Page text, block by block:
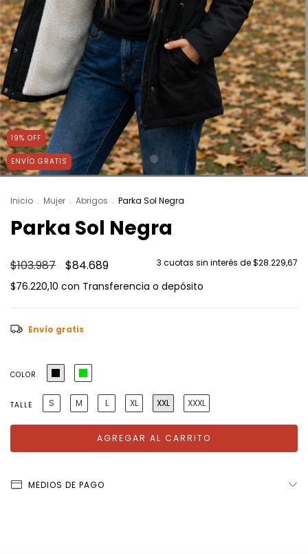
19% OFF
ENVÍO GRATIS
Inicio . Mujer . Abrigos . Parka Sol Negra
Parka Sol Negra
$103.987 $84.689 3 cuotas sin interés de$28.229,67
$76.220,10 con Transferencia o depósito
Envío gratis
COLOR
TALLE S M L XL XXL XXXL
MEDIOS DE PAGO